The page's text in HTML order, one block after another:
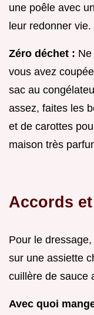
une poêle avec
leur redonner vie.
Zéro déchet :
vous avez
sac au
assez, faites les
et de carottes
maison très
Accords
Pour le
sur une assiette
cuillère de sauce
Avec quoi